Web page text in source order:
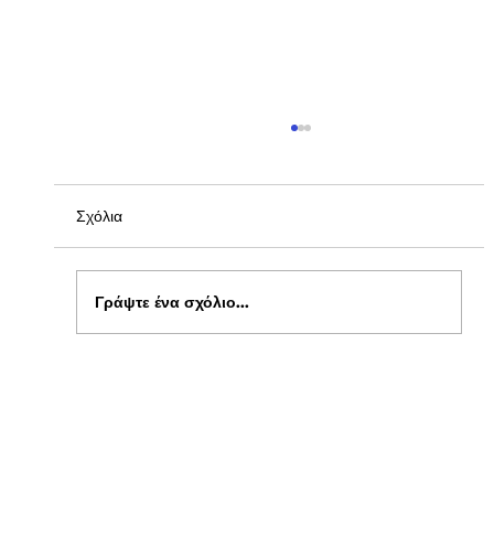
Σχόλια
Γράψτε ένα σχόλιο...